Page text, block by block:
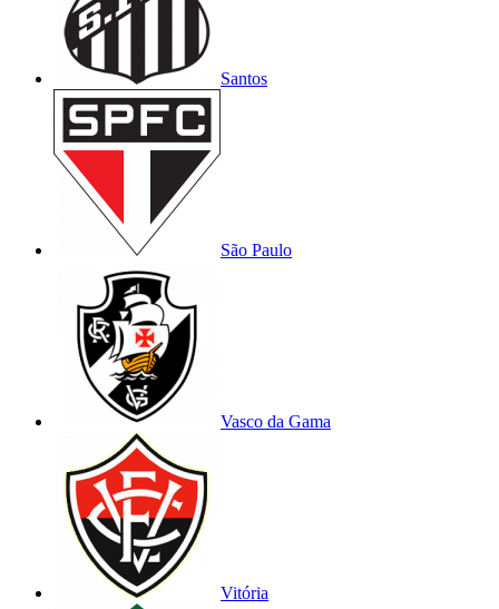
Santos
São Paulo
Vasco da Gama
Vitória